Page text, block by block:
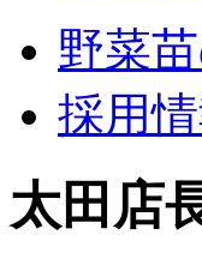
野菜
採用
太田店